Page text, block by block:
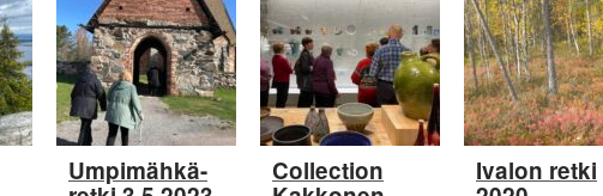
Umpimähkä- Collection Ivalon retki